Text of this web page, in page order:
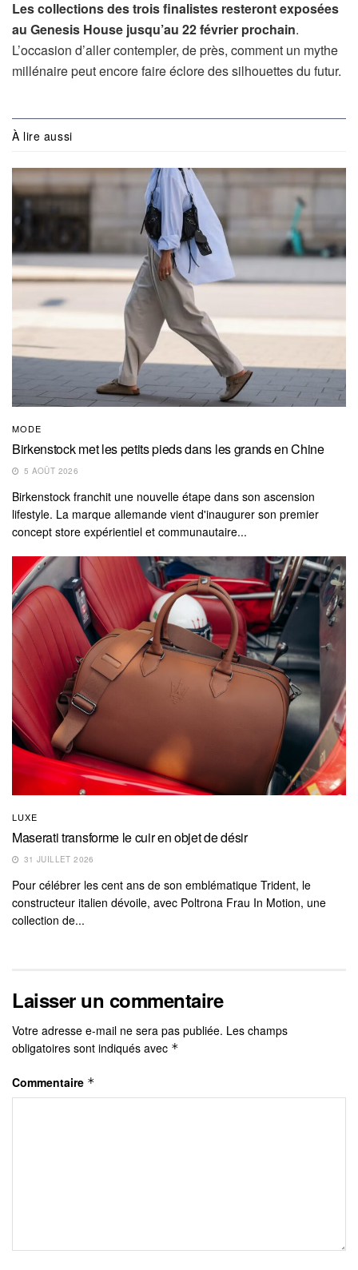
Les collections des trois finalistes resteront exposées
au Genesis House jusqu’au 22 février prochain.
L’occasion d’aller contempler, de près, comment un mythe
millénaire peut encore faire éclore des silhouettes du futur.
À lire aussi
MODE
Birkenstock met les petits pieds dans les grands en Chine
5 AOÛT 2026
Birkenstock franchit une nouvelle étape dans son ascension
lifestyle. La marque allemande vient d'inaugurer son premier
concept store expérientiel et communautaire...
LUXE
Maserati transforme le cuir en objet de désir
31 JUILLET 2026
Pour célébrer les cent ans de son emblématique Trident, le
constructeur italien dévoile, avec Poltrona Frau In Motion, une
collection de...
Laisser un commentaire
Votre adresse e-mail ne sera pas publiée. Les champs
obligatoires sont indiqués avec *
Commentaire *